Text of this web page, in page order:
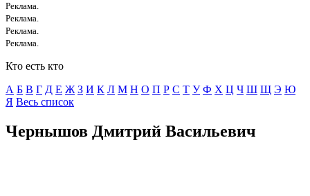
Реклама.
Реклама.
Реклама.
Реклама.
Кто есть кто
А Б В Г Д E Ж З И К Л М Н О П Р С Т У Ф Х Ц Ч Ш Щ Э Ю
Я Весь список
Чернышов Дмитрий Васильевич